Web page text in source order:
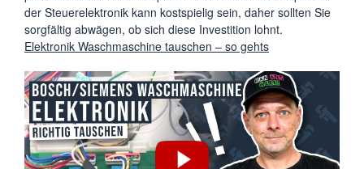
der Steuerelektronik kann kostspielig sein, daher sollten Sie
sorgfältig abwägen, ob sich diese Investition lohnt.
Elektronik Waschmaschine tauschen – so gehts